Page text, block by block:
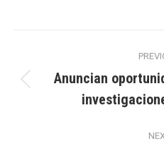
navigation
Anuncian